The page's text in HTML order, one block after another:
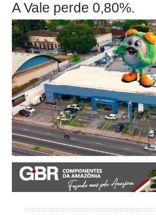
A Vale perde 0,80%.